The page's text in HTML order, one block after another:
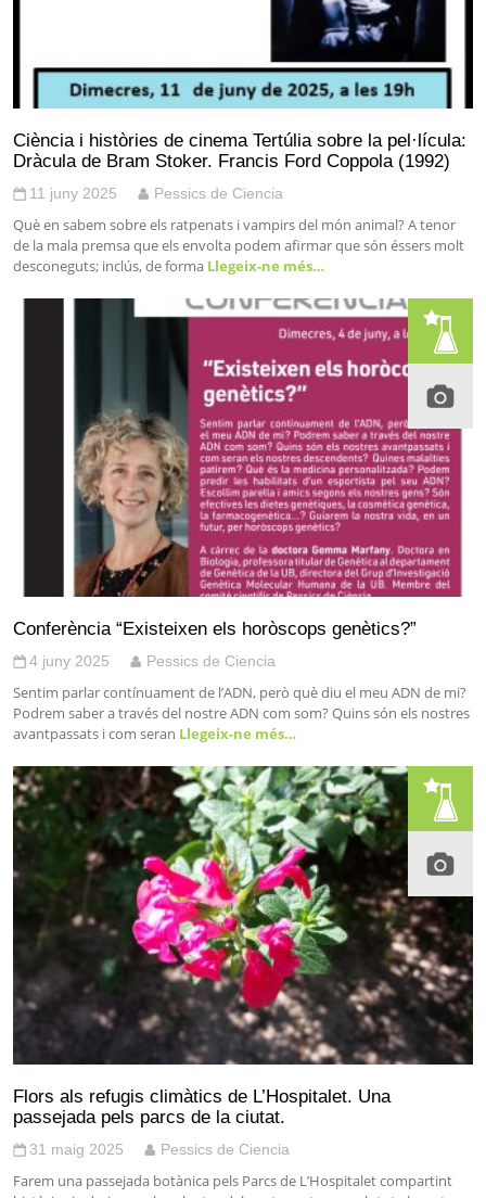
Ciència i històries de cinema Tertúlia sobre la pel·lícula:
Dràcula de Bram Stoker. Francis Ford Coppola (1992)
11 juny 2025 Pessics de Ciencia
Què en sabem sobre els ratpenats i vampirs del món animal? A tenor
de la mala premsa que els envolta podem afirmar que són éssers molt
desconeguts; inclús, de forma Llegeix-ne més…
Conferència “Existeixen els horòscops genètics?”
4 juny 2025 Pessics de Ciencia
Sentim parlar contínuament de l’ADN, però què diu el meu ADN de mi?
Podrem saber a través del nostre ADN com som? Quins són els nostres
avantpassats i com seran Llegeix-ne més…
Flors als refugis climàtics de L’Hospitalet. Una
passejada pels parcs de la ciutat.
31 maig 2025 Pessics de Ciencia
Farem una passejada botànica pels Parcs de L’Hospitalet compartint